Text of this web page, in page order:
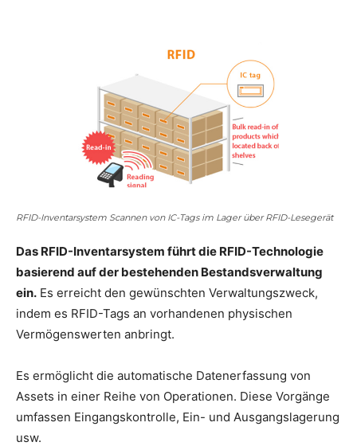
RFID-Inventarsystem Scannen von IC-Tags im Lager über RFID-Lesegerät
Das RFID-Inventarsystem führt die RFID-Technologie
basierend auf der bestehenden Bestandsverwaltung
ein. Es erreicht den gewünschten Verwaltungszweck,
indem es RFID-Tags an vorhandenen physischen
Vermögenswerten anbringt.
Es ermöglicht die automatische Datenerfassung von
Assets in einer Reihe von Operationen. Diese Vorgänge
umfassen Eingangskontrolle, Ein- und Ausgangslagerung
usw.